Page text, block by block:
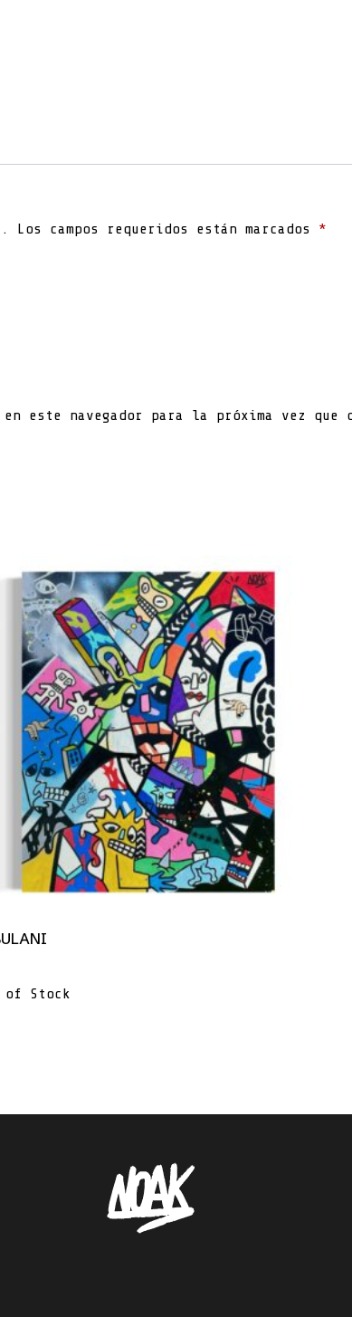
Los campos requeridos están marcados *
este navegador para la próxima vez que
of Stock